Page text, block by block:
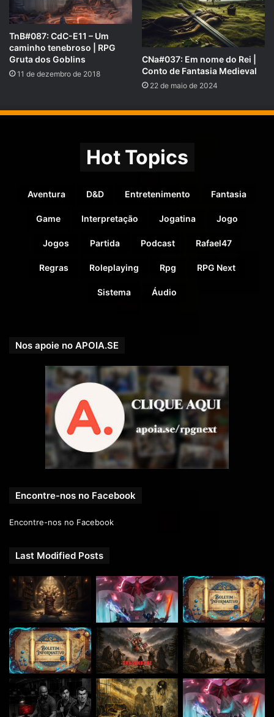
COMPARTILHE!
esqueça de compartilhar!
Nossa Campanha do
Grupo do FacebookRPGNext Group
Google Plus ,
Canal do
,
Vote no
iTunes do Tarrasque na Botae no
RPG Next Podcastcom5 estrelaspara também ajudar
na divulgação!
DEIXE SEU FEEDBACK!
emcontato@rpgnext.com.brou faça um comentário nesse
post logo abaixo.
Seu comentário é muito importante para a melhoria dos
pessoal!
Links para MÚSICAS e SFX sob a licençaCreative Commons
Freesounds.org –https://www.freesound.org/
Tabletop Audio –http://tabletopaudio.com/
Kevin MacLeod em Incompetech –
http://incompetech.com/music/royalty-free
Scott Buckley emhttp://www.scottbuckley.com.au
TnB#087: CdC-E11 – Um
caminho tenebroso | RPG
Gruta dos Goblins
11 de dezembro de 2018
CNa#037: Em nome do Rei |
Conto de Fantasia Medieval
22 de maio de 2024
Hot Topics
Aventura D&D Entretenimento Fantasia
Game Interpretação Jogatina Jogo
Jogos Partida Podcast Rafael47
Regras Roleplaying Rpg RPG Next
Sistema Áudio
Nos apoie no APOIA.SE
Encontre-nos no Facebook
Encontre-nos no Facebook
Last Modified Posts